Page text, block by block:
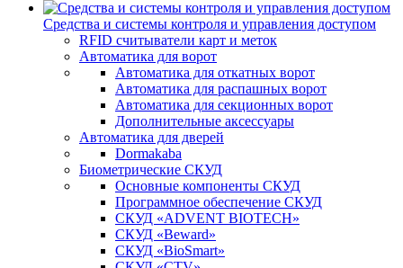
Средства и системы контроля и управления доступом
RFID считыватели карт и меток
Автоматика для ворот
Автоматика для откатных ворот
Автоматика для распашных ворот
Автоматика для секционных ворот
Дополнительные аксессуары
Автоматика для дверей
Dormakaba
Биометрические СКУД
Основные компоненты СКУД
Программное обеспечение СКУД
СКУД «ADVENT BIOTECH»
СКУД «Beward»
СКУД «BioSmart»